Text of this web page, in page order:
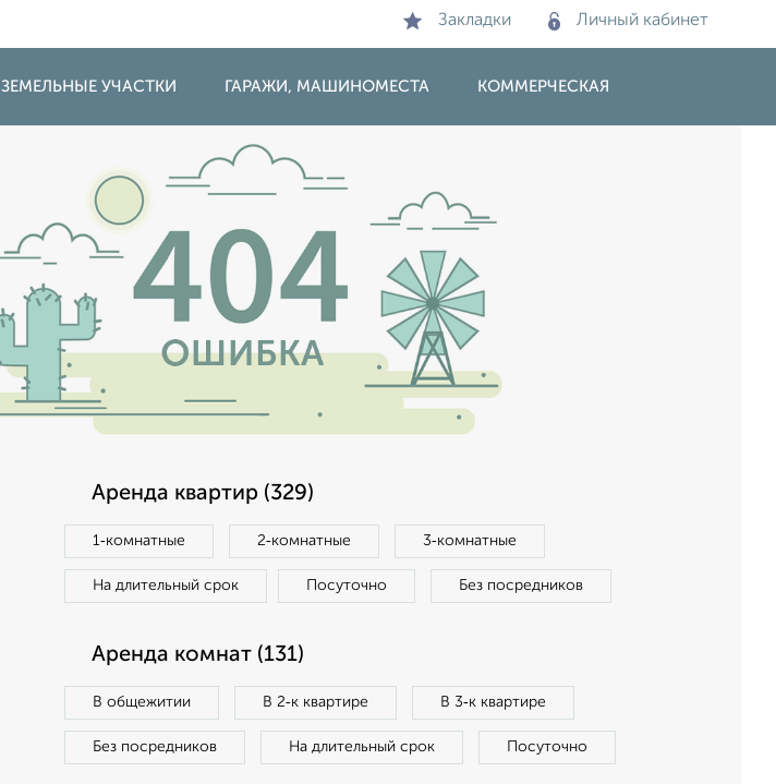
Закладки Личный кабинет
ЗЕМЕЛЬНЫЕ УЧАСТКИ ГАРАЖИ, МАШИНОМЕСТА КОММЕРЧЕСКАЯ
Аренда квартир (329)
1‑комнатные 2‑комнатные 3‑комнатные
На длительный срок Посуточно Без посредников
Аренда комнат (131)
В общежитии В 2‑к квартире В 3‑к квартире
Без посредников На длительный срок Посуточно